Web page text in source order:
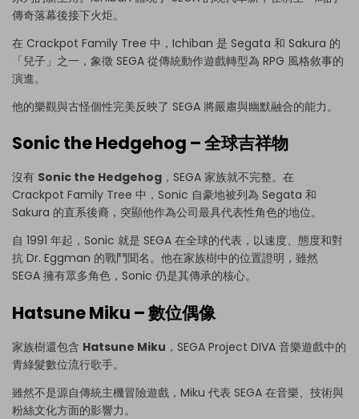
傳奇落幕後接下火炬。
在 Crackpot Family Tree 中，Ichiban 是 Segata 和 Sakura 的
「兒子」之一，象徵 SEGA 從傳統動作遊戲轉型為 RPG 風格敘事的
演進。
他的樂觀與古怪個性完美反映了 SEGA 將嚴肅與幽默融合的能力。
Sonic the Hedgehog – 全球吉祥物
沒有 Sonic the Hedgehog ，SEGA 家族就不完整。在
Crackpot Family Tree 中，Sonic 自豪地被列為 Segata 和
Sakura 的直系後裔，突顯他作為公司最具代表性角色的地位。
自 1991 年起，Sonic 就是 SEGA 在全球的代表，以速度、態度和對
抗 Dr. Eggman 的戰鬥聞名。他在家族樹中的位置證明，雖然
SEGA 擁有眾多角色，Sonic 仍是其傳承的核心。
Hatsune Miku – 數位偶像
家族樹還包含 Hatsune Miku ，SEGA Project DIVA 音樂遊戲中的
青綠髮數位流行歌手。
雖然不是源自傳統主機冒險遊戲，Miku 代表 SEGA 在音樂、技術與
粉絲文化方面的影響力。